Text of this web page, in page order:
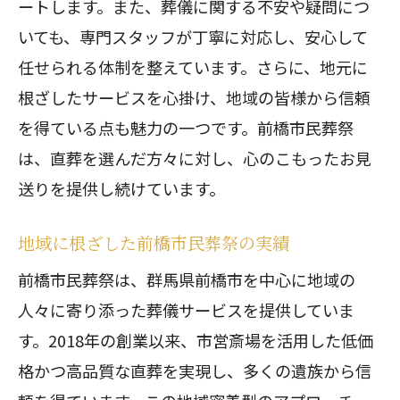
直葬に関するよくある質問と回答
トラブルを避けるためのポイント
シンプルで心温まる直葬。群馬県の葬儀事
情
群馬県における葬儀の歴史と変遷
直葬がもたらす新しい葬儀の形
シンプルでありながら心に残る直葬の
地域特有の葬儀文化と直葬の適合性
直葬を選ぶことで得られる心の安らぎ
直葬がもたらす家族の絆の再確認
ートします。また、葬儀に関する不安や疑問につ
いても、専門スタッフが丁寧に対応し、安心して
任せられる体制を整えています。さらに、地元に
根ざしたサービスを心掛け、地域の皆様から信頼
を得ている点も魅力の一つです。前橋市民葬祭
は、直葬を選んだ方々に対し、心のこもったお見
送りを提供し続けています。
地域に根ざした前橋市民葬祭の実績
前橋市民葬祭は、群馬県前橋市を中心に地域の
人々に寄り添った葬儀サービスを提供していま
す。2018年の創業以来、市営斎場を活用した低価
格かつ高品質な直葬を実現し、多くの遺族から信